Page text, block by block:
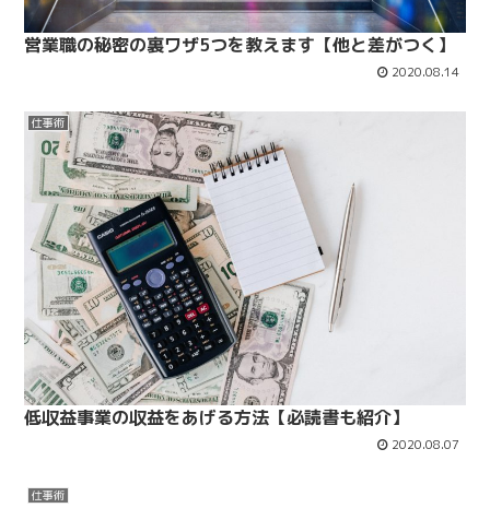
営業職の秘密の裏ワザ5つを教えます【他と差がつく】
2020.08.14
仕事術
低収益事業の収益をあげる方法【必読書も紹介】
2020.08.07
仕事術